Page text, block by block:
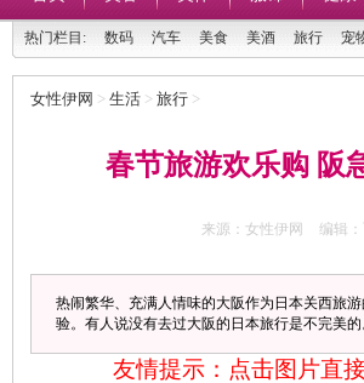
热门栏目: 数码 汽车 美食 美酒 旅行 宠
女性伊网 > 生活 > 旅行 >
春节旅游欢乐购 阪
来源：女性伊网 编辑
热闹繁华、充满人情味的大阪作为日本关西旅
验。有人说没有去过大阪的日本旅行是不完美
友情提示：点击图片直